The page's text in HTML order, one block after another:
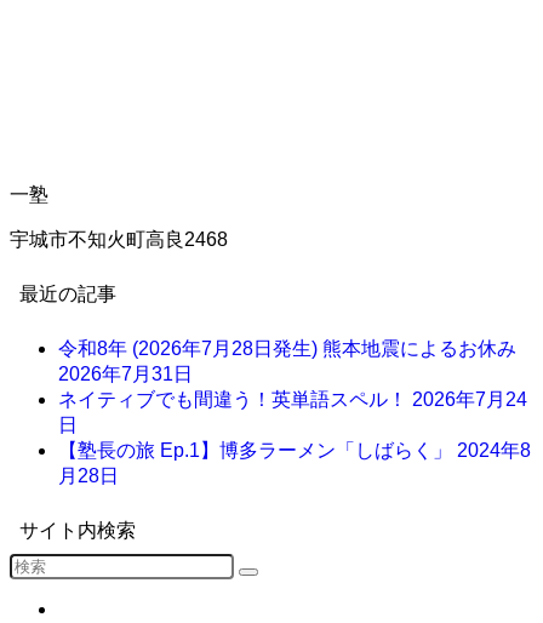
一塾
宇城市不知火町高良2468
最近の記事
令和8年 (2026年7月28日発生) 熊本地震によるお休み
2026年7月31日
ネイティブでも間違う！英単語スペル！ 2026年7月24
日
【塾長の旅 Ep.1】博多ラーメン「しばらく」 2024年8
月28日
サイト内検索